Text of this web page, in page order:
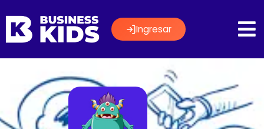
Ingresar